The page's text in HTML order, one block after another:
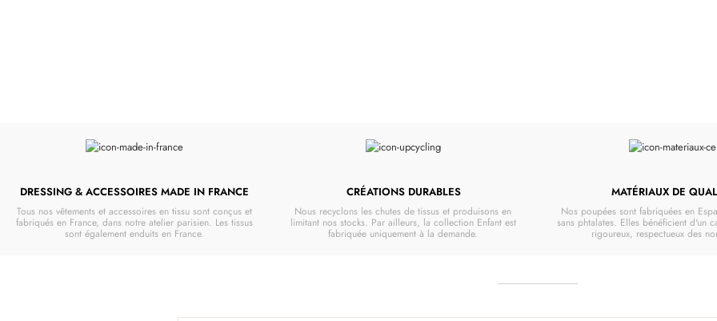
DRESSING & ACCESSOIRES MADE IN FRANCE
Tous nos vêtements et accessoires en tissu sont conçus et
fabriqués en France, dans notre atelier parisien. Les tissus
sont également enduits en France.
CRÉATIONS DURABLES
Nous recyclons les chutes de tissus et produisons en
limitant nos stocks. Par ailleurs, la collection Enfant est
fabriquée uniquement à la demande.
MATÉRIAUX DE
Nos poupées sont fabriquées en
sans phtalates. Elles bénéficient d'un
rigoureux, respectueux des